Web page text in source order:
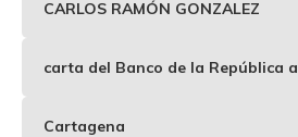
CARLOS RAMÓN GONZALEZ
carta del Banco de la República
Cartagena